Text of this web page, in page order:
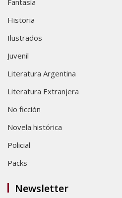
Historia
Ilustrados
Juvenil
Literatura Argentina
Literatura Extranjera
No ficción
Novela histórica
Policial
Packs
Newsletter